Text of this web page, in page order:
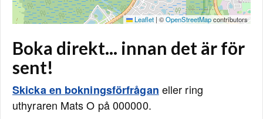
Leaflet | ©OpenStreetMapcontributors
Boka direkt... innan det är för
sent!
Skicka en bokningsförfrågan eller ring
uthyraren Mats O på 000000.